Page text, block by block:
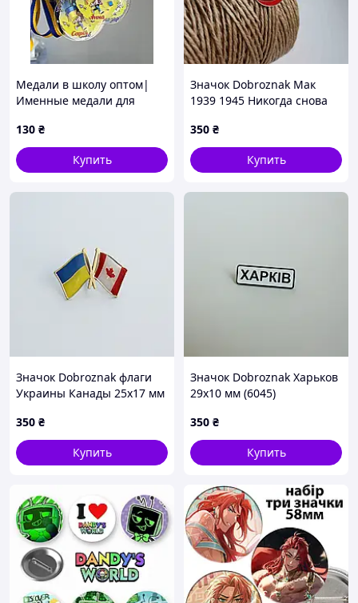
Медали в школу оптом|
Именные медали для
130 ₴
Купить
Значок Dobroznak Мак
1939 1945 Никогда снова
350 ₴
Купить
Значок Dobroznak флаги
Украины Канады 25х17 мм
350 ₴
Купить
Значок Dobroznak Харьков
29х10 мм (6045)
350 ₴
Купить